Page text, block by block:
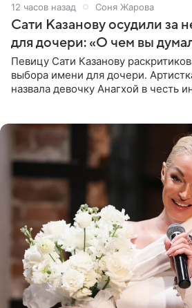
12 часов назад Соня Жарова
Сати Казанову осудили за
для дочери: «О чем вы
Певицу Сати Казанову
выбора имени для дочери.
назвала девочку Анагхой в честь